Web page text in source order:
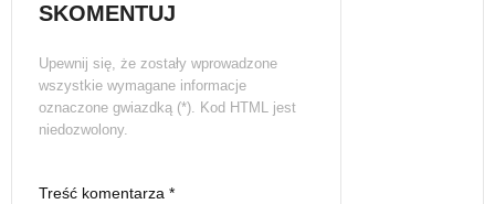
SKOMENTUJ
Upewnij się, że zostały wprowadzone
wszystkie wymagane informacje
oznaczone gwiazdką (*). Kod HTML jest
niedozwolony.
Treść komentarza *